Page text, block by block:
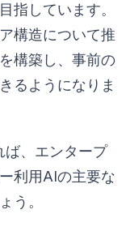
指しています。
構造について推
構築し、事前の
るようになりま
ば、エンタープ
利用AIの主要な
う。